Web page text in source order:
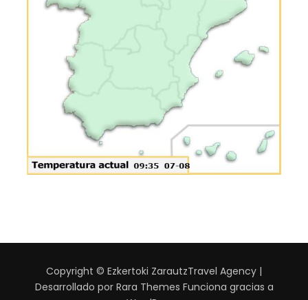
Copyright © Ezkertoki ZarautzTravel Agency |
Desarrollado por Rara Themes Funciona gracias a